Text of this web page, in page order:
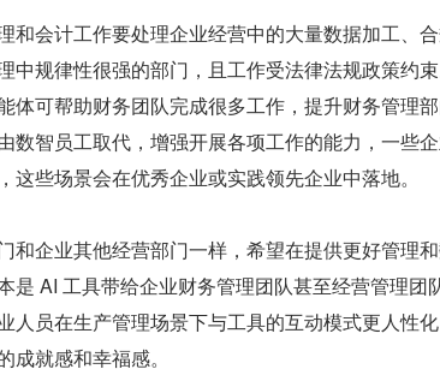
和会计工作要处理企业经营中的大量数据加工、
中规律性很强的部门，且工作受法律法规政策约
体可帮助财务团队完成很多工作，提升财务管理
数智员工取代，增强开展各项工作的能力，一些
这些场景会在优秀企业或实践领先企业中落地。
和企业其他经营部门一样，希望在提供更好管理
是 AI 工具带给企业财务管理团队甚至经营管理团
人员在生产管理场景下与工具的互动模式更人性
成就感和幸福感。